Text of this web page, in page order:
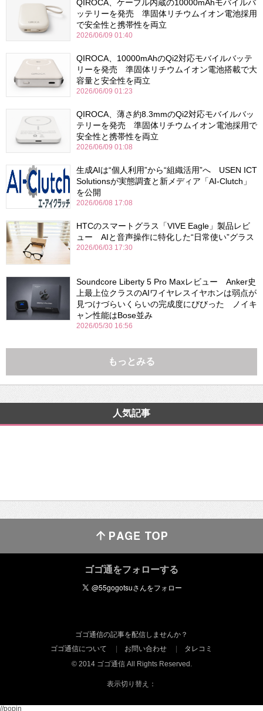
QIROCA、ケーブル内蔵の10000mAhモバイルバ
ッテリーを発売 準固体リチウムイオン電池採用
で安全性と携帯性を両立
2026/06/09 01:40
QIROCA、10000mAhのQi2対応モバイルバッテ
リーを発売 準固体リチウムイオン電池搭載で大
容量と安全性を両立
2026/06/09 01:23
QIROCA、薄さ約8.3mmのQi2対応モバイルバッ
テリーを発売 準固体リチウムイオン電池採用で
安全性と携帯性を両立
2026/06/09 01:08
生成AIは“個人利用”から“組織活用”へ USEN ICT
Solutionsが実態調査と新メディア「AI-Clutch」
を公開
2026/06/08 17:08
HTCのスマートグラス「VIVE Eagle」製品レビ
ュー AIと音声操作に特化した“日常使い”グラス
2026/06/03 17:30
Soundcore Liberty 5 Pro Maxレビュー Anker史
上最上位クラスのAIワイヤレスイヤホンは弱点が
見つけづらいくらいの完成度にびびった ノイキ
ャン性能はBose並み
2026/05/30 16:56
もっとみる
人気記事
ゴゴ通をフォローする
ゴゴ通信の記事を配信しませんか？
ゴゴ通信について
お問い合わせ
タレコミ
© 2014 ゴゴ通信 All Rights Reserved.
表示切り替え：
//popin